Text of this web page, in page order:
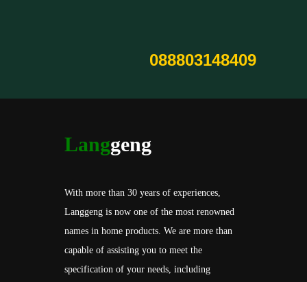
088803148409
Langgeng
With more than 30 years of experiences,
Langgeng is now one of the most renowned
names in home products. We are more than
capable of assisting you to meet the
specification of your needs, including